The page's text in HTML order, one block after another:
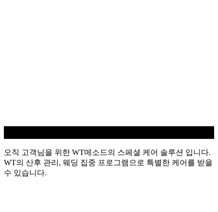
오직 고객님을 위한 WT메소드의 스페셜 케어 솔루션 입니다.
WT의 산후 관리, 웨딩 집중 프로그램으로 특별한 케어를 받을
수 있습니다.